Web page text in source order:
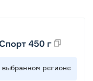
450 г
выбранном регионе